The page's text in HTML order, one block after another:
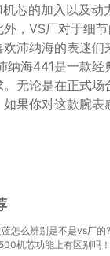
芯的加入以及动
外，VS厂对于细
沛纳海的表迷们
纳海441是一款
无论是在正式
果你对这款腕表